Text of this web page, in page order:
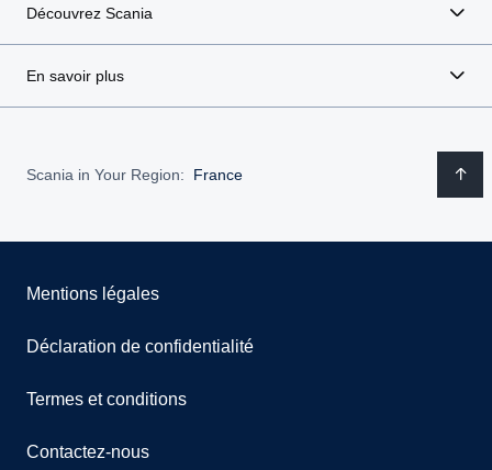
Découvrez Scania
En savoir plus
Scania in Your Region: France
Mentions légales
Déclaration de confidentialité
Termes et conditions
Contactez-nous